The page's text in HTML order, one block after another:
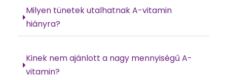
Milyen tünetek utalhatnak A-vitamin
hiányra?
Kinek nem ajánlott a nagy mennyiségű A-
vitamin?